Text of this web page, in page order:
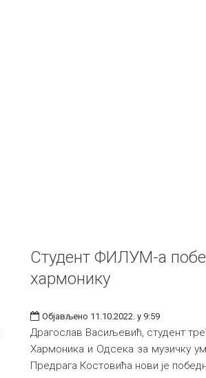
Студент ФИЛУМ-а
хармонику
Објављено 11.10.2022. у 9:59
Драгослав Васиљевић, студент
Хармоника и Одсека за музичку
Предрага Костовића нови је